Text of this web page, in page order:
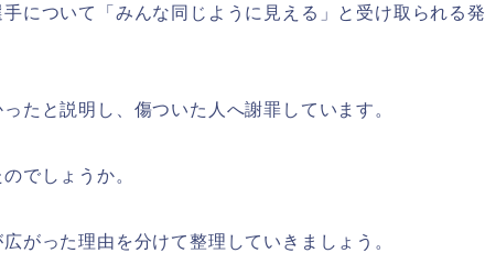
について「みんな同じように見える」と受け取られる発
たと説明し、傷ついた人へ謝罪しています。
でしょうか。
がった理由を分けて整理していきましょう。